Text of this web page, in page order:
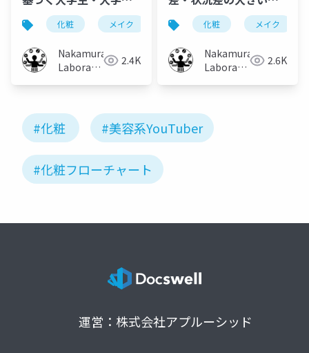
生の化粧類似度推定
化粧 メイク フローチャート 化粧工程
Nakamura
Laboratory
2.4K
粧工程の構造化と忘れ
やすさに関する調査
化粧 メイク
Nakamura
Laboratory
2.6K
#化粧 #美容系YouTuber
#化粧フローチャート
運営：株式会社アプルーシッド